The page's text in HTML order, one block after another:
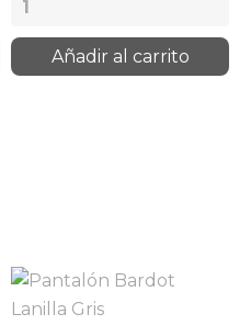
Añadir al carrito